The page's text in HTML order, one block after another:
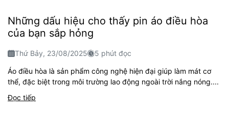
Những dấu hiệu cho thấy pin áo điều hòa
của bạn sắp hỏng
Thứ Bảy, 23/08/2025 5 phút đọc
Áo điều hòa là sản phẩm công nghệ hiện đại giúp làm mát cơ
thể, đặc biệt trong môi trường lao động ngoài trời nắng nóng....
Đọc tiếp